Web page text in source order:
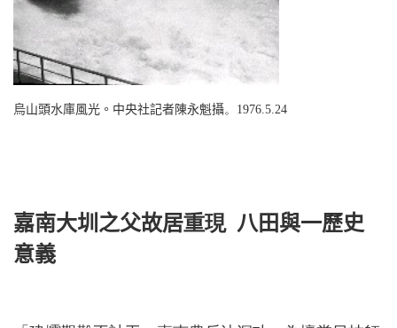
烏山頭水庫風光。中央社記者陳永魁攝。 1976.5.24
嘉南大圳之父故居重現 八田與一歷史
意義